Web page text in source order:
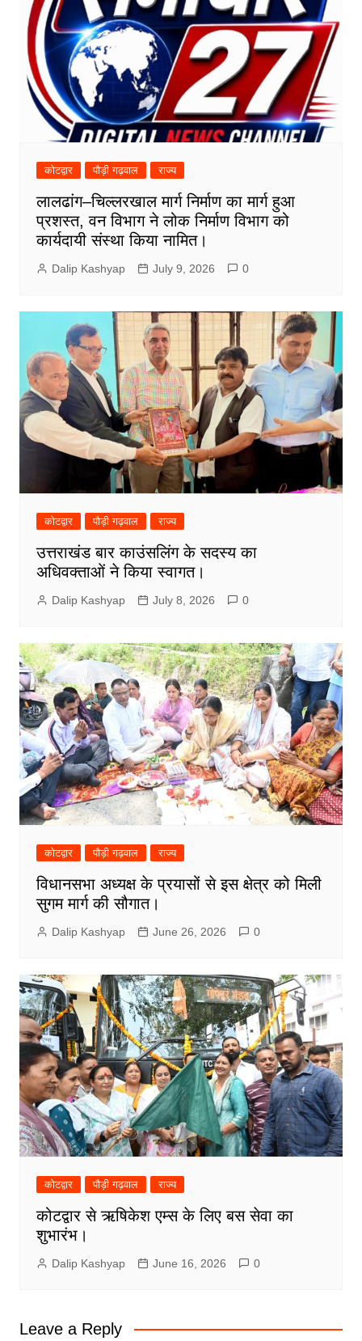
कोटद्वार पौड़ी गढ़वाल राज्य
लालढांग–चिल्लरखाल मार्ग निर्माण का मार्ग हुआ
प्रशस्त, वन विभाग ने लोक निर्माण विभाग को
कार्यदायी संस्था किया नामित।
Dalip Kashyap July 9, 2026 0
कोटद्वार पौड़ी गढ़वाल राज्य
उत्तराखंड बार काउंसलिंग के सदस्य का
अधिवक्ताओं ने किया स्वागत।
Dalip Kashyap July 8, 2026 0
कोटद्वार पौड़ी गढ़वाल राज्य
विधानसभा अध्यक्ष के प्रयासों से इस क्षेत्र को मिली
सुगम मार्ग की सौगात।
Dalip Kashyap June 26, 2026 0
कोटद्वार पौड़ी गढ़वाल राज्य
कोटद्वार से ऋषिकेश एम्स के लिए बस सेवा का
शुभारंभ।
Dalip Kashyap June 16, 2026 0
Leave a Reply